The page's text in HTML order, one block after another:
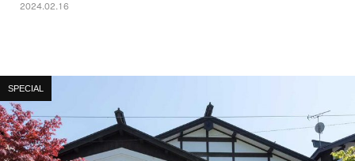
2024.02.16
SPECIAL